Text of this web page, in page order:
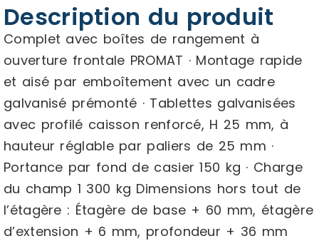
Description du produit
Complet avec boîtes de rangement à
ouverture frontale PROMAT · Montage rapide
et aisé par emboîtement avec un cadre
galvanisé prémonté · Tablettes galvanisées
avec profilé caisson renforcé, H 25 mm, à
hauteur réglable par paliers de 25 mm ·
Portance par fond de casier 150 kg · Charge
du champ 1 300 kg Dimensions hors tout de
l’étagère : Étagère de base + 60 mm, étagère
d’extension + 6 mm, profondeur + 36 mm